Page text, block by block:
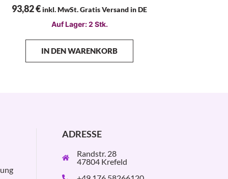
93,82€inkl. MwSt. Gratis Versand in DE
Auf Lager: 2 Stk.
IN DEN WARENKORB
ADRESSE
Randstr. 28
47804 Krefeld